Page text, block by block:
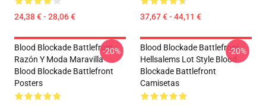
24,38 € - 28,06 € 37,67 € - 44,11 €
Blood Blockade Battlefront
Razón Y Moda Maravilla
Blood Blockade Battlefront
Posters
-20%
Blood Blockade Battlefront
Hellsalems Lot Style Blood
Blockade Battlefront
Camisetas
-20%